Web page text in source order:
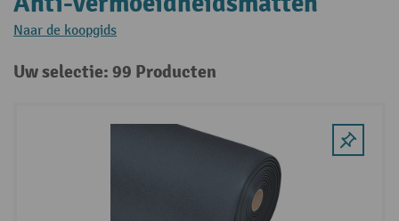
Naar de koopgids
Uw selectie: 99 Producten